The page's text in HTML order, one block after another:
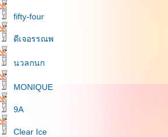
fifty-four
ดีเจอรรณพ
นวลกนก
MONIQUE
9A
Clear Ice